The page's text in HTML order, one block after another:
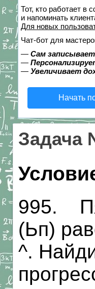
Тот, кто работает в
и напоминать
Для новых
Чат-бот для
— Сам
—
— Увеличивает
Начать
Задача
995.
(Ьп)
^.